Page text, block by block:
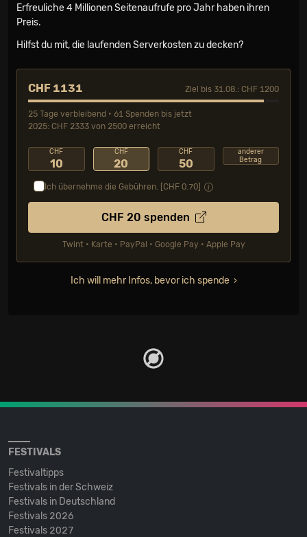
Erfreuliche 4 Millionen Seiten­aufrufe pro Jahr haben ihren
Preis.
Hilfst du mit, die laufenden Serverkosten zu decken?
CHF 1131 Ziel bis 31.08.: CHF 1200
25 Tage verbleibend • 61 Spenden bis jetzt
2025: CHF 2333 von 2500 erreicht
CHF
10
CHF
20
CHF
50
anderer
Betrag
Ich übernehme die Gebühren. [CHF 0.70
CHF 20 spenden
Twint • Karte • PayPal • Google Pay • Apple Pay
Ich will mehr Infos, bevor ich spende
FESTIVALS
Festivaltipps
Festivals in der Schweiz
Festivals in Deutschland
Festivals 2026
Festivals 2027